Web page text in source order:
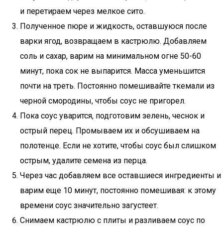
и перетираем через мелкое сито.
Полученное пюре и жидкость, оставшуюся после
варки ягод, возвращаем в кастрюлю. Добавляем
соль и сахар, варим на минимальном огне 50-60
минут, пока сок не выпарится. Масса уменьшится
почти на треть. Постоянно помешивайте ткемали из
черной смородины, чтобы соус не пригорел.
Пока соус уварится, подготовим зелень, чеснок и
острый перец. Промываем их и обсушиваем на
полотенце. Если не хотите, чтобы соус был слишком
острым, удалите семена из перца.
Через час добавляем все оставшиеся ингредиенты и
варим еще 10 минут, постоянно помешивая: к этому
времени соус значительно загустеет.
Снимаем кастрюлю с плиты и разливаем соус по